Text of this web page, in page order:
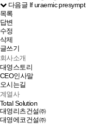
다음글 If uraemic presympt
목록
답변
수정
삭제
글쓰기
회사소개
대영스토리
CEO인사말
오시는길
계열사
Total Solution
대영리츠건설㈜
대영에코건설㈜